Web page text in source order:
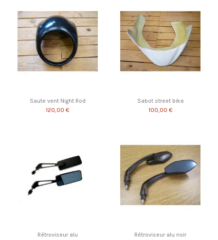
Saute vent Night Rod
120,00 €
Sabot street bike
100,00 €
Rétroviseur alu
Rétroviseur alu noir